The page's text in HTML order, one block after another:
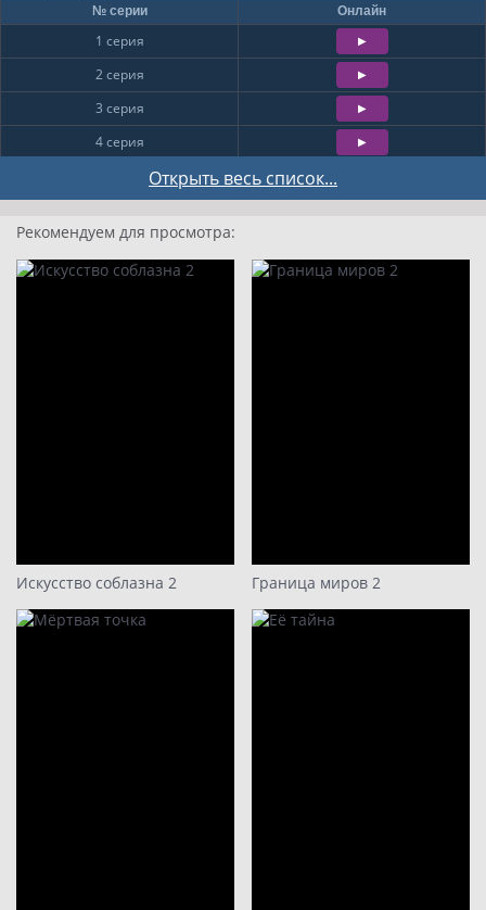
Открыть весь список...
№ серии Онлайн
1 серия
2 серия
3 серия
4 серия
7 серия
8 серия
Рекомендуем для просмотра:
Искусство соблазна 2 Граница миров 2